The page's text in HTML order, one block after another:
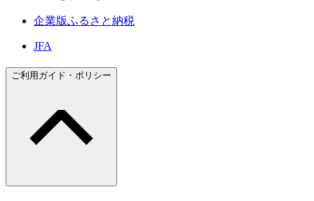
企業版ふるさと納税
JFA
ご利用ガイド・ポリシー